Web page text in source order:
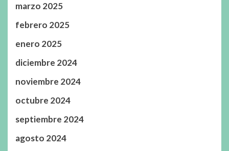
marzo 2025
febrero 2025
enero 2025
diciembre 2024
noviembre 2024
octubre 2024
septiembre 2024
agosto 2024